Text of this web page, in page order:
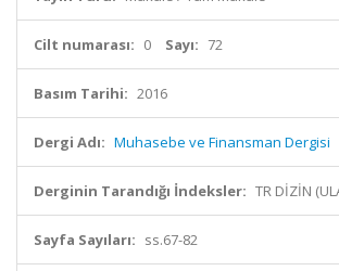
Cilt numarası: 0 Sayı: 72
Basım Tarihi: 2016
Dergi Adı: Muhasebe ve Finansman Dergisi
Derginin Tarandığı İndeksler: TR DİZİN
Sayfa Sayıları: ss.67-82